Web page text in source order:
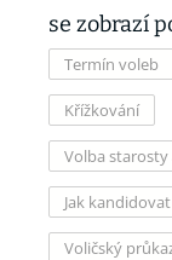
se zobrazí
Termín voleb
Křížkování
Volba
Jak
Voličský